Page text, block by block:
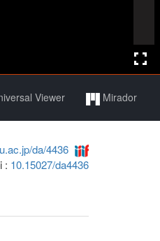
Viewer Mirador
da/4436
: 10.15027/da4436